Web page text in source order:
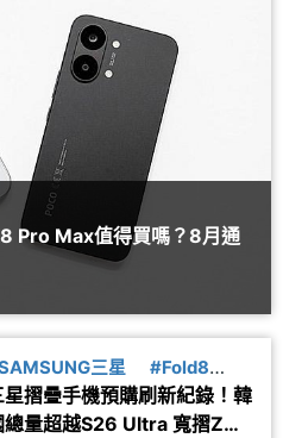
Pro Max值得買嗎？8月通
三星
#Fold8
#Flip8
星摺疊手機預購刷新紀錄！韓
總量超越S26 Ultra 寬摺Z